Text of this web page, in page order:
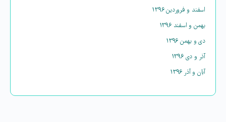
اسفند و فروردین ۱۳۹۶
بهمن و اسفند ۱۳۹۶
دی و بهمن ۱۳۹۶
آذر و دی ۱۳۹۶
آبان و آذر ۱۳۹۶